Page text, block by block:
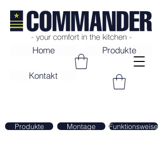
Home
Kontakt
Produkte
Produkte Montage Funktionsweise